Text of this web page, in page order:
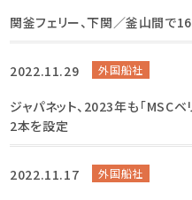
関釜フェリー、下関／釜山間で
2022.11.29 外国船社
ジャパネット、2023年も「MSCベ
2本を設定
2022.11.17 外国船社